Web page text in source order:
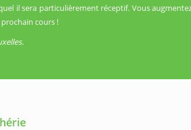
il sera particulièrement réceptif. Vous
cours !